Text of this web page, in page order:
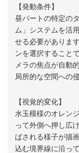
【発動条件】
昼パートの特定の
ム」システムを活
せる必要がありま
ンを選択すること
メラの焦点が自動
局所的な空間への
【視覚的変化】
水玉模様のオレン
って外側へ押し広
ばされる様子が描
込む境界線に沿っ